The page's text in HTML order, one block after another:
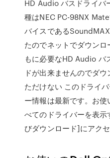
HD Audio バスドライバ
種はNEC PC-98NX
バイスである
たのでネットでダウン
もに必要なHD Audio バ
ドが出来ませんのでダ
ただけない このドライ
ー情報は最新です。お
べてのドライバーを表
びダウンロード]にアクセ